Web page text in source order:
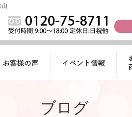
ブログ